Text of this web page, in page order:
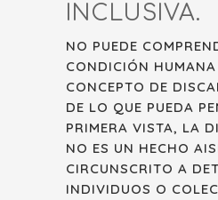
INCLUSIVA.
NO PUEDE
CONDICIÓN
CONCEPTO DE
DE LO QUE PUEDA
PRIMERA VISTA, LA
NO ES UN HECHO
CIRCUNSCRITO A
INDIVIDUOS O